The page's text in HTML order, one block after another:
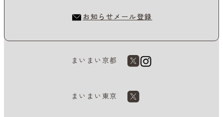
お知らせメール登録
まいまい京都
まいまい東京